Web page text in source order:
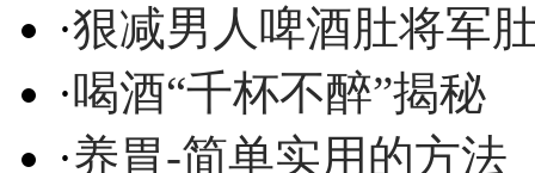
·狠减男人啤酒肚将军
·喝酒“千杯不醉”揭秘
·养胃-简单实用的方法